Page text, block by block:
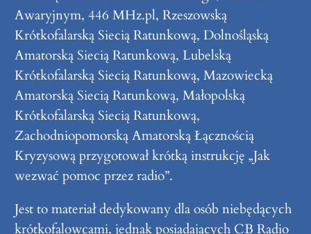
Awaryjnym, 446 MHz.pl, Rzeszowską
Krótkofalarską Siecią Ratunkową, Dolnośląską
Amatorską Siecią Ratunkową, Lubelską
Krótkofalarską Siecią Ratunkową, Mazowiecką
Amatorską Siecią Ratunkową, Małopolską
Krótkofalarską Siecią Ratunkową,
Zachodniopomorską Amatorską Łącznością
Kryzysową przygotował krótką instrukcję „Jak
wezwać pomoc przez radio”.
Jest to materiał dedykowany dla osób niebędących
krótkofalowcami, jednak posiadających CB Radio